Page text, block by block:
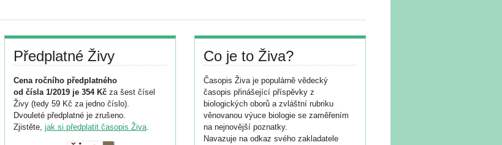
Předplatné Živy
Cena ročního předplatného
od čísla 1/2019 je 354 Kč za šest čísel
Živy (tedy 59 Kč za jedno číslo).
Dvouleté předplatné je zrušeno.
Zjistěte, jak si předplatit časopis Živa.
Co je to Živa?
Časopis Živa je populárně vědecký
časopis přinášející příspěvky z
biologických oborů a zvláštní rubriku
věnovanou výuce biologie se zaměřením
na nejnovější poznatky.
Navazuje na odkaz svého zakladatele